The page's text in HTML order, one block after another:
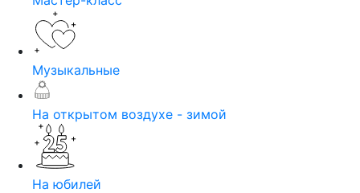
Музыкальные
На открытом воздухе - зимой
На юбилей